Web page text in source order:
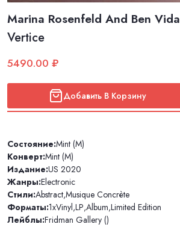
Marina Rosenfeld And Ben Vida
Vertice
5490.00 ₽
Добавить В Корзину
Состояние:Mint (M)
Конверт:Mint (M)
Издание:US 2020
Жанры:Electronic
Стили:Abstract,Musique Concrète
Форматы:1xVinyl,LP,Album,Limited Edition
Лейблы:Fridman Gallery ()